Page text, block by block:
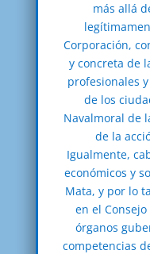
más allá
Corporación,
y concreta de
profesionales
de los
Navalmoral de
de la
Igualmente,
económicos y
Mata, y por lo
en el
órganos
competencias